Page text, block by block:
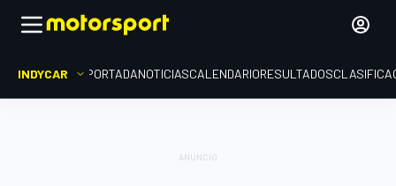
INDYCAR PORTADANOTICIASCALENDARIORESULTADOS